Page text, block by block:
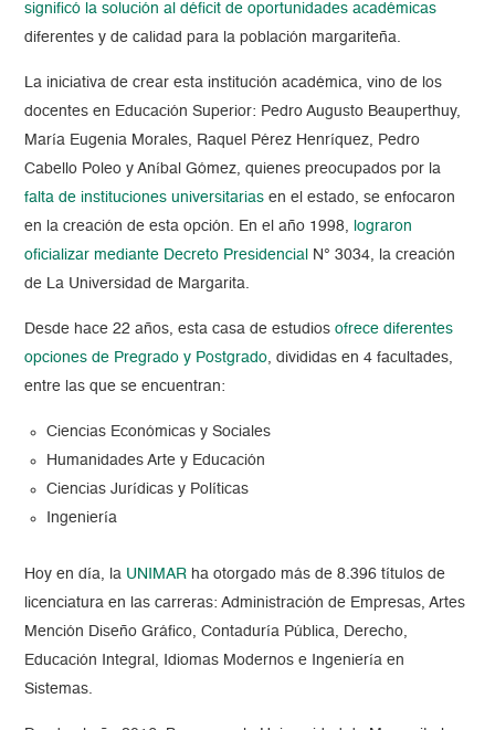
significó la solución al déficit de oportunidades académicas
diferentes y de calidad para la población margariteña.
La iniciativa de crear esta institución académica, vino de los
docentes en Educación Superior: Pedro Augusto Beauperthuy,
María Eugenia Morales, Raquel Pérez Henríquez, Pedro
Cabello Poleo y Aníbal Gómez, quienes preocupados por la
falta de instituciones universitarias en el estado, se enfocaron
en la creación de esta opción. En el año 1998, lograron
oficializar mediante Decreto Presidencial
N° 3034, la creación
de La Universidad de Margarita.
Desde hace 22 años, esta casa de estudiosofrece diferentes
opciones de Pregrado y Postgrado, divididas en 4 facultades,
entre las que se encuentran:
Ciencias Económicas y Sociales
Humanidades Arte y Educación
Ciencias Jurídicas y Políticas
Ingeniería
Hoy en día, la UNIMAR ha otorgado más de 8.396 títulos de
licenciatura en las carreras: Administración de Empresas, Artes
Mención Diseño Gráfico, Contaduría Pública, Derecho,
Educación Integral, Idiomas Modernos e Ingeniería en
Sistemas.